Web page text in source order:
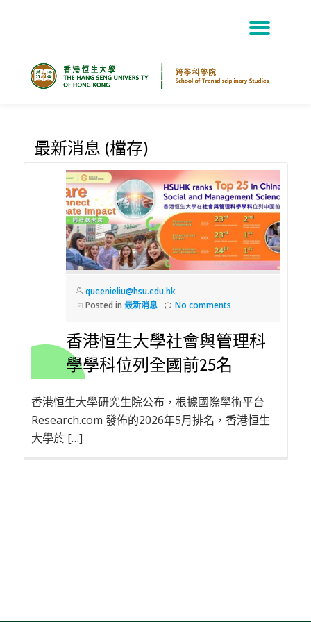
最新消息 (檔存)
queenieliu@hsu.edu.hk
Posted in 最新消息 No comments
香港恒生大學社會與管理科
學學科位列全國前25名
香港恒生大學研究生院公布，根據國際學術平台
Research.com 發佈的2026年5月排名，香港恒生
大學於 […]